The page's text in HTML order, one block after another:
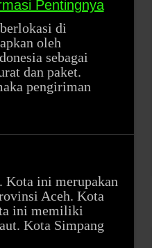
Pentingnya
di
oleh
sebagai
dan paket.
pengiriman
Kota ini merupakan
Aceh. Kota
ini memiliki
Kota Simpang